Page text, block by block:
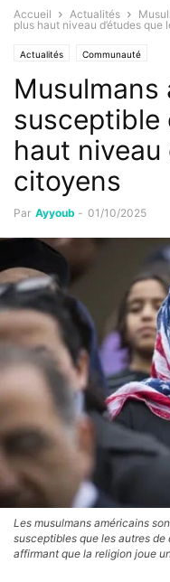
Accueil Actualités
plus haut niveau d’études que
Actualités Communauté
Musulmans
susceptible
haut niveau
citoyens
Par Ayyoub - 01/10/2025
Les musulmans américains
susceptibles que les autres
affirmant que la religion joue